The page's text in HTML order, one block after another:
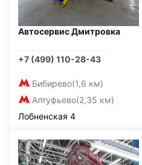
Автосервис Дмитровка
+7 (499) 110-28-43
Бибирево(1,6 км)
Алтуфьево(2,35 км)
Лобненская 4